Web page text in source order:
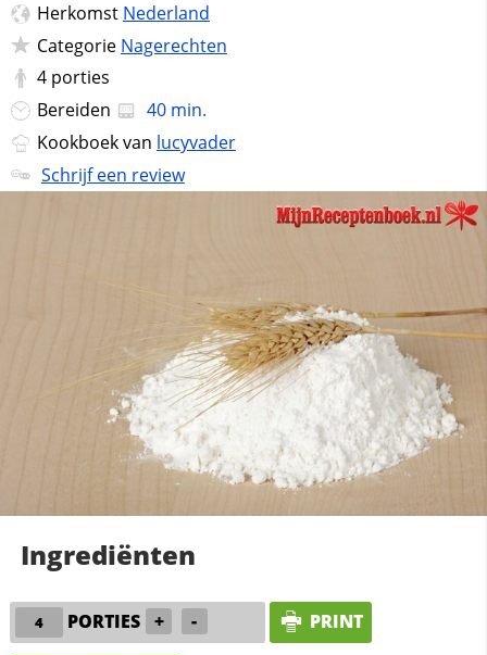
Herkomst Nederland
Categorie Nagerechten
4 porties
Bereiden
40 min.
Kookboek van lucyvader
Schrijf een review
Ingrediënten
PORTIES + - PRINT